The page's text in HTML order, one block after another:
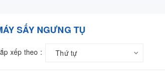
SẤY NGƯNG TỤ
xếp theo : Thứ tự